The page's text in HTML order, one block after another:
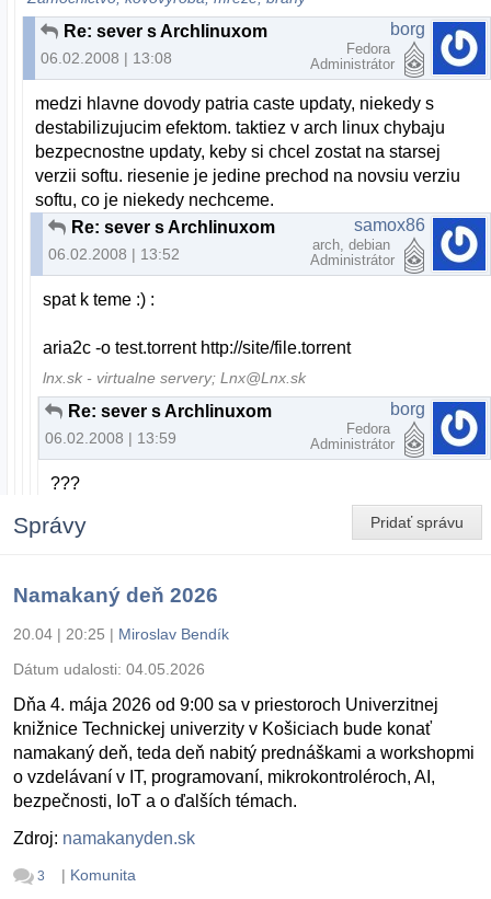
Re: sever s Archlinuxom
06.02.2008 | 13:08
borg
Fedora
Administrátor
medzi hlavne dovody patria caste updaty, niekedy s
destabilizujucim efektom. taktiez v arch linux chybaju
bezpecnostne updaty, keby si chcel zostat na starsej
verzii softu. riesenie je jedine prechod na novsiu verziu
softu, co je niekedy nechceme.
Re: sever s Archlinuxom
06.02.2008 | 13:52
samox86
arch, debian
Administrátor
spat k teme :) :
aria2c -o test.torrent http://site/file.torrent
lnx.sk - virtualne servery; Lnx@Lnx.sk
Re: sever s Archlinuxom
06.02.2008 | 13:59
borg
Fedora
Administrátor
???
Pridať správu
Správy
Namakaný deň 2026
20.04 | 20:25 | Miroslav Bendík
Dátum udalosti: 04.05.2026
Dňa 4. mája 2026 od 9:00 sa v priestoroch Univerzitnej
knižnice Technickej univerzity v Košiciach bude konať
namakaný deň, teda deň nabitý prednáškami a workshopmi
o vzdelávaní v IT, programovaní, mikrokontroléroch, AI,
bezpečnosti, IoT a o ďalších témach.
Zdroj: namakanyden.sk
3 | Komunita